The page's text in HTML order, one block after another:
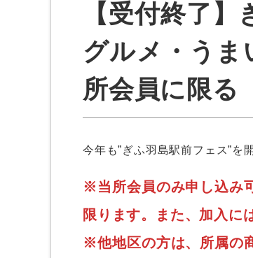
【受付終了
グルメ・う
所会員に限る
今年も”ぎふ羽島駅前フェス”を
※当所会員のみ申し込み
限ります。また、加入に
※他地区の方は、所属の